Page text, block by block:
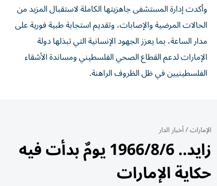
وأكدت إدارة المستشفى جاهزيتها الكاملة لاستقبال المزيد من
الحالات المرضية والإصابات، وتقديم استجابة طبية فورية على
مدار الساعة، بما يعزز الجهود الإنسانية التي تبذلها دولة
الإمارات لدعم القطاع الصحي الفلسطيني ومساندة الأشقاء
الفلسطينيين في ظل الظروف الراهنة.
الإمارات/أخبار الدار
زايد.. 1966/8/6 يومٌ بدأت فيه
حكاية الإمارات